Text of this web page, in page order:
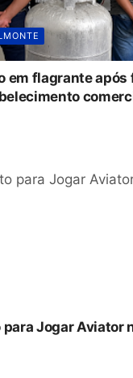
em flagrante
Jogar Aviator